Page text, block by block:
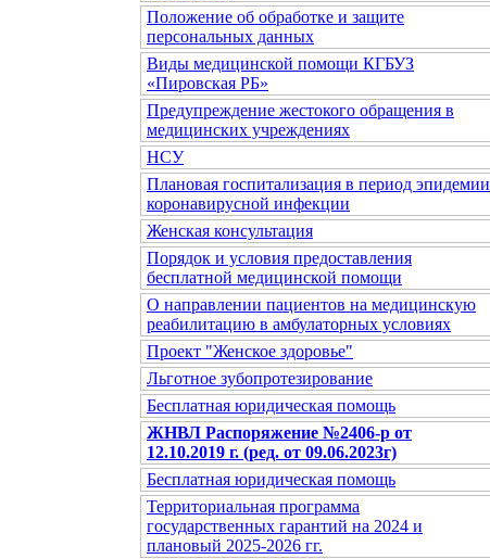
Положение об обработке и защите
персональных данных
Виды медицинской помощи КГБУЗ
«Пировская РБ»
Предупреждение жестокого обращения в
медицинских учреждениях
НСУ
Плановая госпитализация в период эпидемии
коронавирусной инфекции
Женская консультация
Порядок и условия предоставления
бесплатной медицинской помощи
О направлении пациентов на медицинскую
реабилитацию в амбулаторных условиях
Проект "Женское здоровье"
Льготное зубопротезирование
Бесплатная юридическая помощь
ЖНВЛ Распоряжение №2406-р от
12.10.2019 г. (ред. от 09.06.2023г)
Бесплатная юридическая помощь
Территориальная программа
государственных гарантий на 2024 и
плановый 2025-2026 гг.